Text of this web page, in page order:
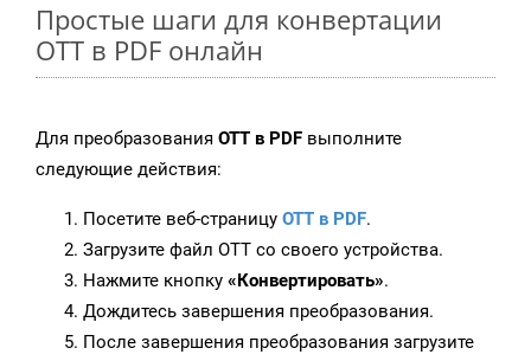
Простые шаги для конвертации
OTT в PDF онлайн
Для преобразования OTT в PDF выполните
следующие действия:
Посетите веб-страницу OTT в PDF.
Загрузите файл OTT со своего устройства.
Нажмите кнопку «Конвертировать».
Дождитесь завершения преобразования.
После завершения преобразования загрузите